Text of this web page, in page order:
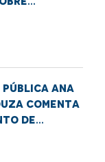
Câmara
Ana
comenta
de